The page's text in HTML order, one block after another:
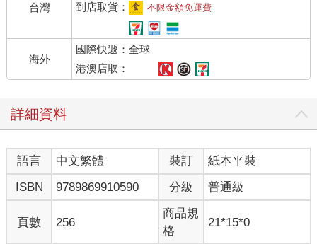
台灣
到店取貨：
不限金額免運費
海外
國際快遞：全球
港澳店取：
詳細資料
語言 中文繁體 裝訂
紙本平裝
ISBN
9789869910590 分級 普通級
頁數 256
商品規
格
21*15*0